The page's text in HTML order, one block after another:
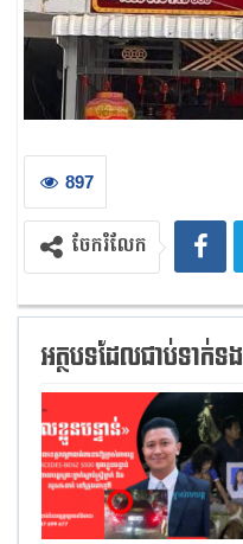
897
ចែករំលែក
អត្ថបទដែលជាប់ទាក់ទង